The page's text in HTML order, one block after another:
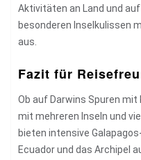
Aktivitäten an Land und
besonderen Inselkulissen
aus.
Fazit für
Ob auf Darwins Spuren
mit mehreren Inseln und
bieten intensive
Ecuador und das Archipel